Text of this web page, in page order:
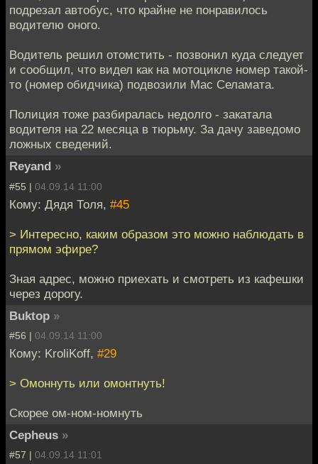
подрезал автобус, что крайне не понравилось
водителю оного.
Водитель решил отомстить - позвонил куда следует
и сообщил, что видел как на мотоцикле номер такой-
то (номер обидчика) подвозили Мас Селамата.
Полиция тоже разбиралась недолго - закатала
водителя на 22 месяца в тюрьму. За дачу заведомо
ложных сведений.
Reyand »
#55 | 04.09.14 11:00
Кому: Дядя Толя, #45
> Интересно, каким образом это можно наблюдать в
прямом эфире?
Зная адрес, можно приехать и смотреть из кафешки
через дорогу.
Buktop »
#56 | 04.09.14 11:00
Кому: KroliKoff, #29
> Омоннуть или омонтнуть!
Скорее ом-ном-номнуть
Cepheus »
#57 | 04.09.14 11:01